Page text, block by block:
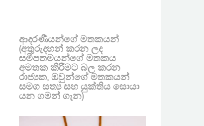
ආදරණීයන්ගේ මතකයන්
(අතුරුදහන් කරන ලද
සමීපතමයන්ගේ මතකය
අමතක කිරීමට බල කරන
රාජ්‍යක, ඔවුන්ගේ මතකයන්
සමග සත්‍ය සහ යුක්තිය සොයා
යන ගමන් ගැන)